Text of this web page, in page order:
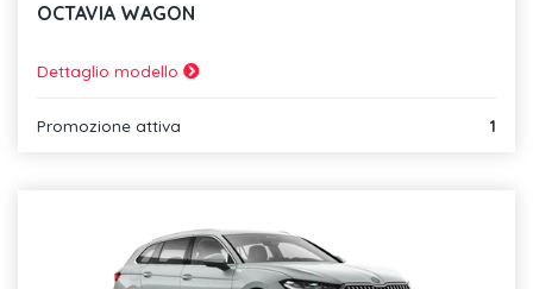
OCTAVIA WAGON
Dettaglio modello
Promozione attiva 1